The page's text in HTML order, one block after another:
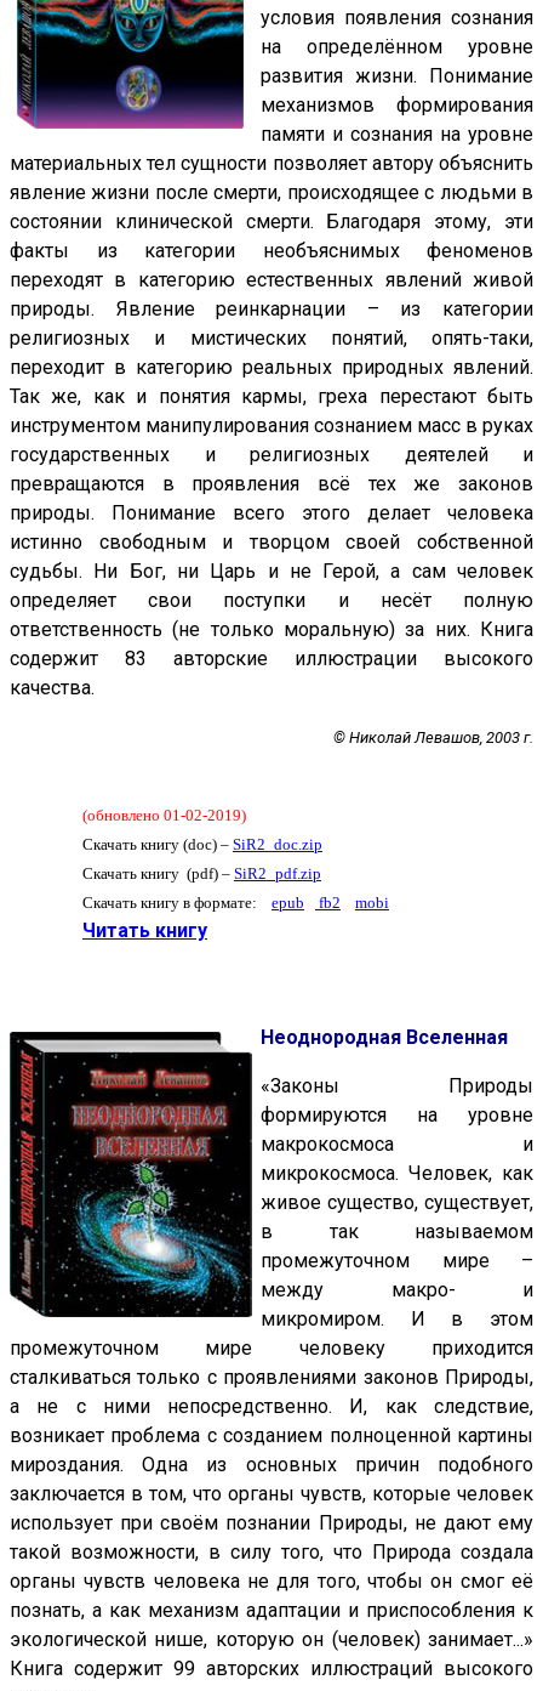
условия появления сознания
на определённом уровне
развития жизни. Понимание
механизмов формирования
памяти и сознания на уровне
материальных тел сущности позволяет автору объяснить
явление жизни после смерти, происходящее с людьми в
состоянии клинической смерти. Благодаря этому, эти
факты из категории необъяснимых феноменов
переходят в категорию естественных явлений живой
природы. Явление реинкарнации – из категории
религиозных и мистических понятий, опять-таки,
переходит в категорию реальных природных явлений.
Так же, как и понятия кармы, греха перестают быть
инструментом манипулирования сознанием масс в руках
государственных и религиозных деятелей и
превращаются в проявления всё тех же законов
природы. Понимание всего этого делает человека
истинно свободным и творцом своей собственной
судьбы. Ни Бог, ни Царь и не Герой, а сам человек
определяет свои поступки и несёт полную
ответственность (не только моральную) за них. Книга
содержит 83 авторские иллюстрации высокого
качества.
© Николай Левашов, 2003 г.
(обновлено 01-02-2019)
Скачать книгу (doc) – SiR2_doc.zip
Скачать книгу (pdf) – SiR2_pdf.zip
Скачать книгу в формате: epub fb2 mobi
Читать книгу
Неоднородная Вселенная
«Законы Природы
формируются на уровне
макрокосмоса и
микрокосмоса. Человек, как
живое существо, существует,
в так называемом
промежуточном мире –
между макро- и
микромиром. И в этом
промежуточном мире человеку приходится
сталкиваться только с проявлениями законов Природы,
а не с ними непосредственно. И, как следствие,
возникает проблема с созданием полноценной картины
мироздания. Одна из основных причин подобного
заключается в том, что органы чувств, которые человек
использует при своём познании Природы, не дают ему
такой возможности, в силу того, что Природа создала
органы чувств человека не для того, чтобы он смог её
познать, а как механизм адаптации и приспособления к
экологической нише, которую он (человек) занимает...»
Книга содержит 99 авторских иллюстраций высокого